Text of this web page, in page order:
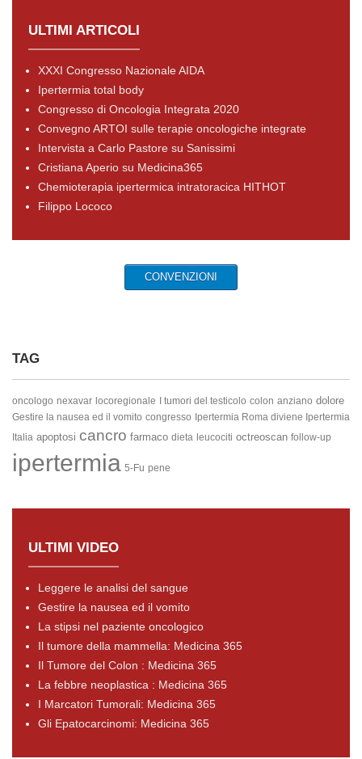
ULTIMI ARTICOLI
XXXI Congresso Nazionale AIDA
Ipertermia total body
Congresso di Oncologia Integrata 2020
Convegno ARTOI sulle terapie oncologiche integrate
Intervista a Carlo Pastore su Sanissimi
Cristiana Aperio su Medicina365
Chemioterapia ipertermica intratoracica HITHOT
Filippo Lococo
CONVENZIONI
TAG
oncologo nexavar locoregionale I tumori del testicolo colon anziano dolore
Gestire la nausea ed il vomito congresso Ipertermia Roma diviene Ipertermia
Italia apoptosi cancro farmaco dieta leucociti octreoscan follow-up
ipertermia 5-Fu pene
ULTIMI VIDEO
Leggere le analisi del sangue
Gestire la nausea ed il vomito
La stipsi nel paziente oncologico
Il tumore della mammella: Medicina 365
Il Tumore del Colon : Medicina 365
La febbre neoplastica : Medicina 365
I Marcatori Tumorali: Medicina 365
Gli Epatocarcinomi: Medicina 365